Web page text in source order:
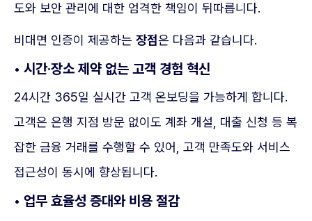
도와 보안 관리에 대한 엄격한 책임이 뒤따릅니다.
비대면 인증이 제공하는 장점은 다음과 같습니다.
• 시간·장소 제약 없는 고객 경험 혁신
24시간 365일 실시간 고객 온보딩을 가능하게 합니다.
고객은 은행 지점 방문 없이도 계좌 개설, 대출 신청 등 복
잡한 금융 거래를 수행할 수 있어, 고객 만족도와 서비스
접근성이 동시에 향상됩니다.
• 업무 효율성 증대와 비용 절감